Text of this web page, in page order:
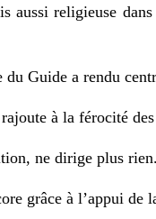
religieuse
Guide a rendu
à la férocité
ne dirige plus rien.
grâce à l’appui de